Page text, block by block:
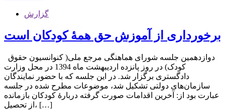
گزارش
برخورداری از آموزش حق همۀ کودکان است
کودک) در روز پانزده اردیبهشت ماه 1394 در محل وزارت
دادگستری برگزار شد. در این جلسه که با حضور نمایندگان
سازمان‌های دولتی تشکیل شد، موضوعات مطرح شده در جلسه
عبارت بود از: آخرین اقدامات صورت گرفته دربارۀ کودکان بازمانده
از تحصیل، […]